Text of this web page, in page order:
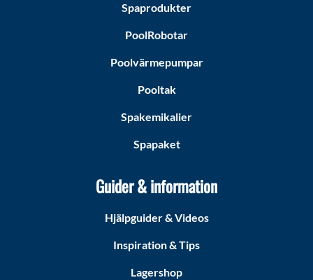
Spaprodukter
PoolRobotar
Poolvärmepumpar
Pooltak
Spakemikalier
Spapaket
Guider & information
Hjälpguider & Videos
Inspiration & Tips
Lagershop